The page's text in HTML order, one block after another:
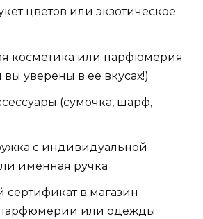
цветов или экзотическое
косметика или парфюмерия
вы уверены в её вкусах!)
(сумочка, шарф,
с индивидуальной
именная ручка
в магазин
или одежды